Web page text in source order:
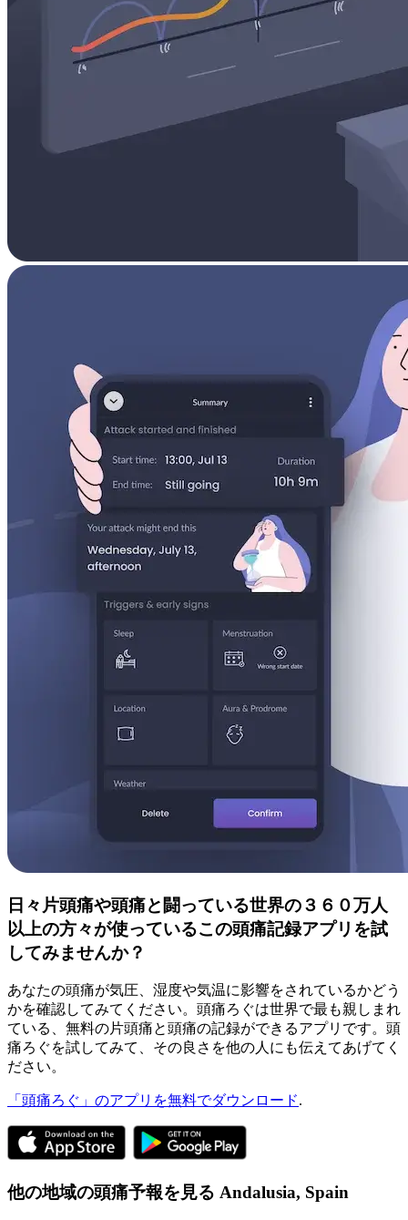
日々片頭痛や頭痛と闘っている世界の３６０万人
以上の方々が使っているこの頭痛記録アプリを試
してみませんか？
あなたの頭痛が気圧、湿度や気温に影響をされているかどう
かを確認してみてください。頭痛ろぐは世界で最も親しまれ
ている、無料の片頭痛と頭痛の記録ができるアプリです。頭
痛ろぐを試してみて、その良さを他の人にも伝えてあげてく
ださい。
「頭痛ろぐ」のアプリを無料でダウンロード.
他の地域の頭痛予報を見る Andalusia, Spain